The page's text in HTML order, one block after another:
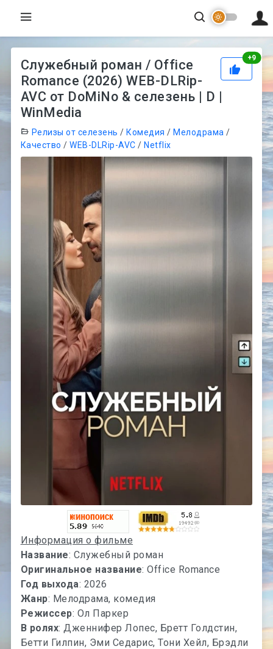
+9
Служебный роман / Office
Romance (2026) WEB-DLRip-
AVC от DoMiNo & селезень | D |
WinMedia
Релизы от селезень /Комедия /Мелодрама /
Качество /WEB-DLRip-AVC /Netflix
Информация о фильме
Название: Служебный роман
Оригинальное название: Office Romance
Год выхода: 2026
Жанр: Мелодрама, комедия
Режиссер: Ол Паркер
В ролях: Дженнифер Лопес, Бретт Голдстин,
Бетти Гилпин, Эми Седарис, Тони Хейл, Брэдли